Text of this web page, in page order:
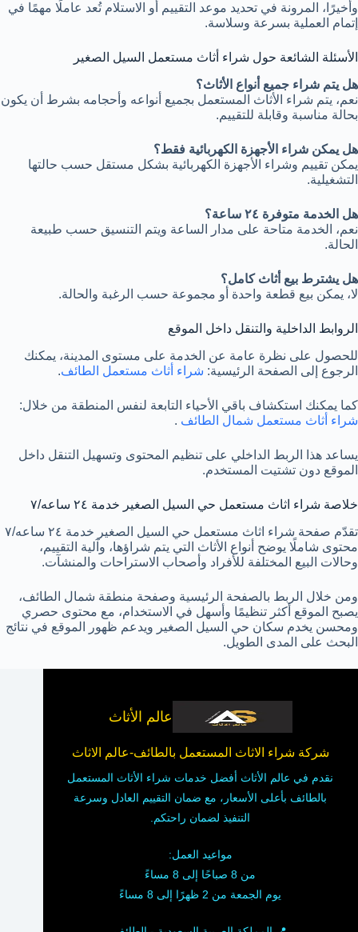
وأخيرًا، المرونة في تحديد موعد التقييم أو الاستلام تُعد عاملًا مهمًا في
إتمام العملية بسرعة وسلاسة.
الأسئلة الشائعة حول شراء أثاث مستعمل السيل الصغير
هل يتم شراء جميع أنواع الأثاث؟
نعم، يتم شراء الأثاث المستعمل بجميع أنواعه وأحجامه بشرط أن يكون
بحالة مناسبة وقابلة للتقييم.
هل يمكن شراء الأجهزة الكهربائية فقط؟
يمكن تقييم وشراء الأجهزة الكهربائية بشكل مستقل حسب حالتها
التشغيلية.
هل الخدمة متوفرة ٢٤ ساعة؟
نعم، الخدمة متاحة على مدار الساعة ويتم التنسيق حسب طبيعة
الحالة.
هل يشترط بيع أثاث كامل؟
لا، يمكن بيع قطعة واحدة أو مجموعة حسب الرغبة والحالة.
الروابط الداخلية والتنقل داخل الموقع
للحصول على نظرة عامة عن الخدمة على مستوى المدينة، يمكنك
الرجوع إلى الصفحة الرئيسية: شراء أثاث مستعمل الطائف.
كما يمكنك استكشاف باقي الأحياء التابعة لنفس المنطقة من خلال:
شراء أثاث مستعمل شمال الطائف .
يساعد هذا الربط الداخلي على تنظيم المحتوى وتسهيل التنقل داخل
الموقع دون تشتيت المستخدم.
خلاصة شراء اثاث مستعمل حي السيل الصغير خدمة ٢٤ ساعه/٧
تقدّم صفحة شراء اثاث مستعمل حي السيل الصغير خدمة ٢٤ ساعه/٧
محتوى شاملًا يوضح أنواع الأثاث التي يتم شراؤها، وآلية التقييم،
وحالات البيع المختلفة للأفراد وأصحاب الاستراحات والمنشآت.
ومن خلال الربط بالصفحة الرئيسية وصفحة منطقة شمال الطائف،
يصبح الموقع أكثر تنظيمًا وأسهل في الاستخدام، مع محتوى حصري
ومحسن يخدم سكان حي السيل الصغير ويدعم ظهور الموقع في نتائج
البحث على المدى الطويل.
عالم الأثاث
شركة شراء الاثاث المستعمل بالطائف-عالم الاثاث
نقدم في عالم الأثاث أفضل خدمات شراء الأثاث المستعمل
بالطائف بأعلى الأسعار، مع ضمان التقييم العادل وسرعة
التنفيذ لضمان راحتكم.
مواعيد العمل:
من 8 صباحًا إلى 8 مساءً
يوم الجمعة من 2 ظهرًا إلى 8 مساءً